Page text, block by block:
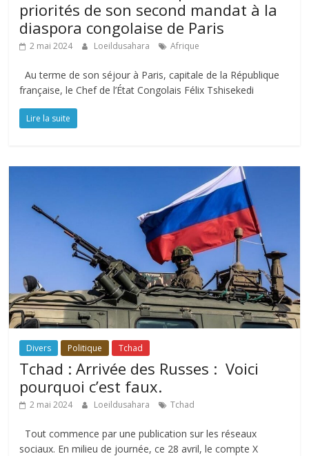
priorités de son second mandat à la
diaspora congolaise de Paris
2 mai 2024 Loeildusahara Afrique
Au terme de son séjour à Paris, capitale de la République
française, le Chef de l’État Congolais Félix Tshisekedi
Lire la suite
Divers Politique Tchad
Tchad : Arrivée des Russes : Voici
pourquoi c’est faux.
2 mai 2024 Loeildusahara Tchad
Tout commence par une publication sur les réseaux
sociaux. En milieu de journée, ce 28 avril, le compte X